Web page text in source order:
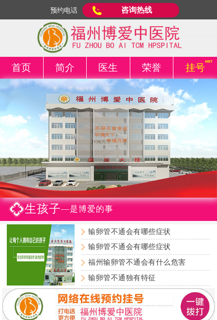
预约电话 咨询热线
首页 简介 医生 荣誉 挂号
生孩子—是博爱的事
输卵管不通会有哪些症状
输卵管不通会有哪些症状
福州输卵管不通会有什么危害
输卵管不通独有特征